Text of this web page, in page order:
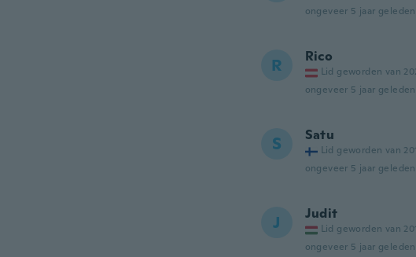
ongeveer 5 jaar geleden
R Rico
Lid geworden van
ongeveer 5 jaar geleden
S Satu
Lid geworden van
ongeveer 5 jaar geleden
J Judit
Lid geworden van
ongeveer 5 jaar geleden